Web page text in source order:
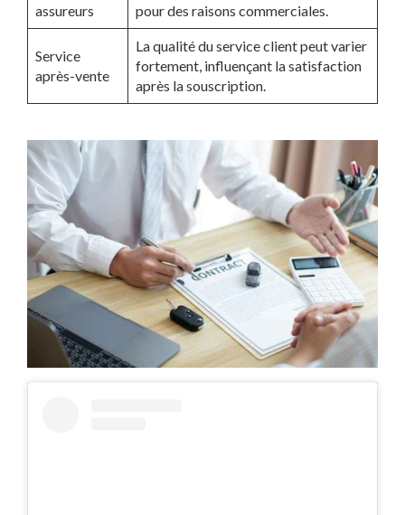
assureurs
pour des raisons commerciales.
Service
après-vente
La qualité du service client peut varier
fortement, influençant la satisfaction
après la souscription.